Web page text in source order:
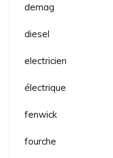
demag
diesel
electricien
électrique
fenwick
fourche